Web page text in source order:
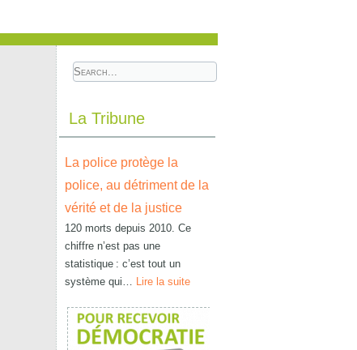
La Tribune
La police protège la
police, au détriment de la
vérité et de la justice
120 morts depuis 2010. Ce
chiffre n’est pas une
statistique : c’est tout un
système qui… Lire la suite